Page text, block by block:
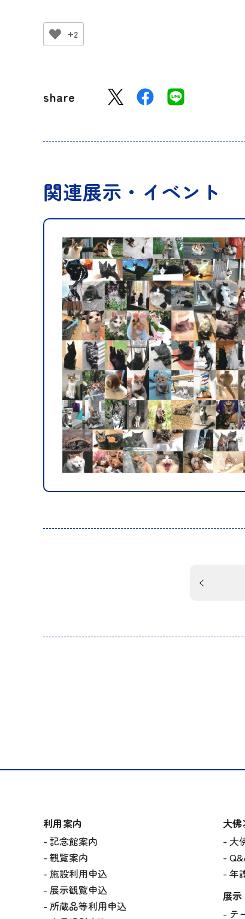
+2
share
関連展示・イベント
利用案内
記念館案内
観覧案内
施設利用申込
展示観覧申込
所蔵品等利用申込
大
大
年
展示
テ